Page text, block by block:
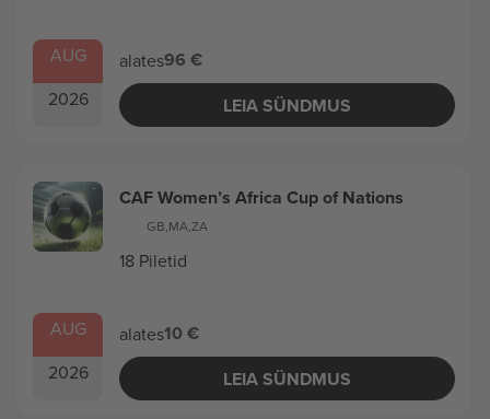
AUG
2026
alates96 €
LEIA SÜNDMUS
AUG
2026
CAF Women’s Africa Cup of Nations
GB,MA,ZA
18 Piletid
alates10 €
LEIA SÜNDMUS